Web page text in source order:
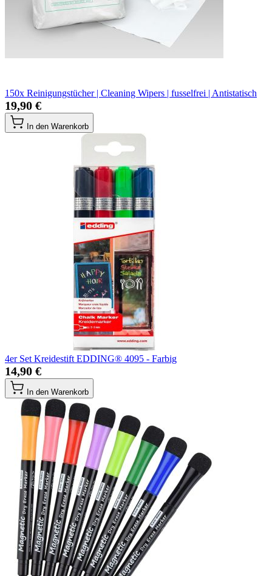
150x Reinigungstücher | Cleaning Wipers | fusselfrei | Antistatisch
19,90 €
In den Warenkorb
4er Set Kreidestift EDDING® 4095 - Farbig
14,90 €
In den Warenkorb